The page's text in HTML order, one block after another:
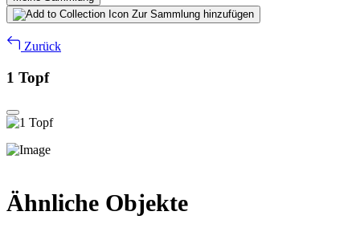
Zur Sammlung hinzufügen
Zurück
1 Topf
Ähnliche Objekte